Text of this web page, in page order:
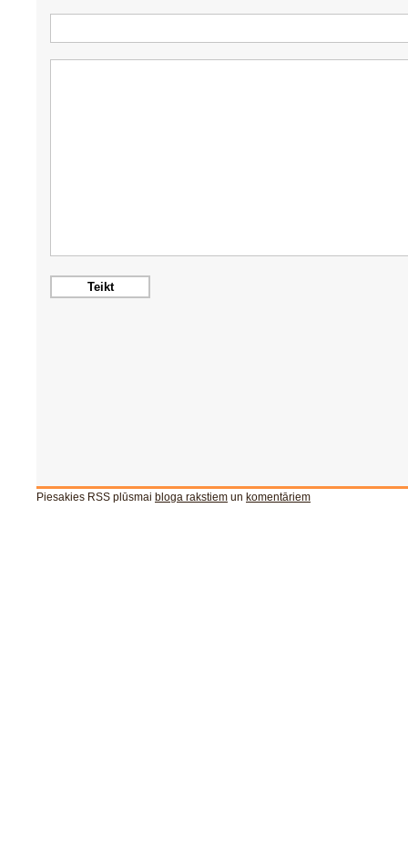
Piesakies RSS plūsmai bloga rakstiem un komentāriem